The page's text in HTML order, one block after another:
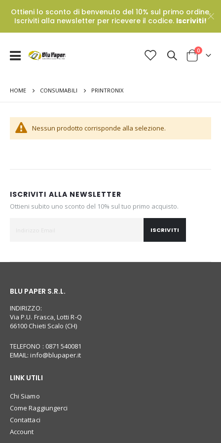
Ottieni lo sconto di benvenuto del 10% sul primo ordine.
Iscriviti alla newsletter per ricevere il codice. Iscriviti!
Toggle
Cart
0Prodotti
HOME CONSUMABILI PRINTRONIX
Nessun prodotto corrisponde alla selezione.
ISCRIVITI ALLA NEWSLETTER
Ottieni subito uno sconto del 10% sul tuo primo acquisto.
ISCRIVITI
BLU PAPER S.R.L.
INDIRIZZO:
Via P.U. Frasca, Lotti R-Q
66100 Chieti Scalo (CH)
TELEFONO : 0871 540081
EMAIL:info@blupaper.it
LINK UTILI
Chi Siamo
Come Raggiungerci
Contattaci
Account